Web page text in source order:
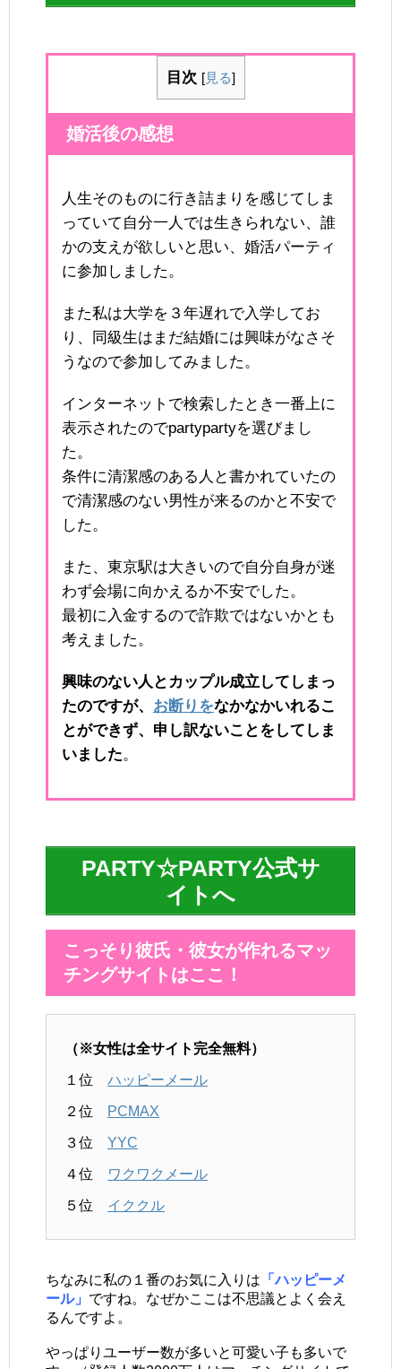
目次 [見る]
婚活後の感想
人生そのものに行き詰まりを感じてしま
っていて自分一人では生きられない、誰
かの支えが欲しいと思い、婚活パーティ
に参加しました。
また私は大学を３年遅れで入学してお
り、同級生はまだ結婚には興味がなさそ
うなので参加してみました。
インターネットで検索したとき一番上に
表示されたのでpartypartyを選びまし
た。
条件に清潔感のある人と書かれていたの
で清潔感のない男性が来るのかと不安で
した。
また、東京駅は大きいので自分自身が迷
わず会場に向かえるか不安でした。
最初に入金するので詐欺ではないかとも
考えました。
興味のない人とカップル成立してしまっ
たのですが、 お断りをなかなかいれるこ
とができず、申し訳ないことをしてしま
いました。
PARTY☆PARTY公式サ
イトへ
こっそり彼氏・彼女が作れるマッ
チングサイトはここ！
（※女性は全サイト完全無料）
１位 ハッピーメール
２位 PCMAX
３位 YYC
４位 ワクワクメール
５位 イククル
ちなみに私の１番のお気に入りは 「ハッピーメ
ール」 ですね。なぜかここは不思議とよく会え
るんですよ。
やっぱりユーザー数が多いと可愛い子も多いで